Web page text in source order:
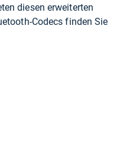
diesen erweiterten
Codecs finden Sie